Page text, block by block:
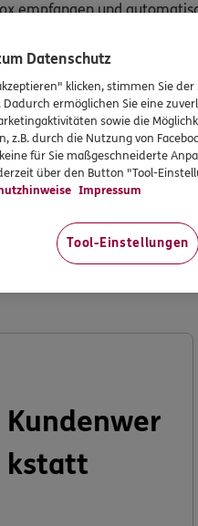
empfangen und
versicherten Leistungen im
iTunes App Store (iOS)
könnte Sie
Kundenwer
kstatt
Datenschutz
klicken, stimmen Sie
ermöglichen Sie eine
sowie die
z.B. durch die Nutzung von
für Sie maßgeschneiderte
über den Button "Tool-
Impressum
Tool-Einstellungen